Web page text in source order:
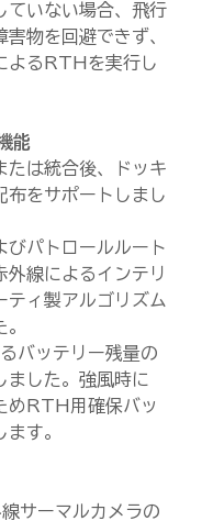
ていない場合、飛行
物を回避できず、
よるRTHを実行し
能
たは統合後、ドッキ
布をサポートしまし
びパトロールルート
外線によるインテリ
ティ製アルゴリズム
バッテリー残量の
ました。強風時に
めRTH用確保バッ
す。
ーマルカメラの